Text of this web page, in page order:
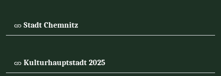
Stadt Chemnitz
Kulturhauptstadt 2025